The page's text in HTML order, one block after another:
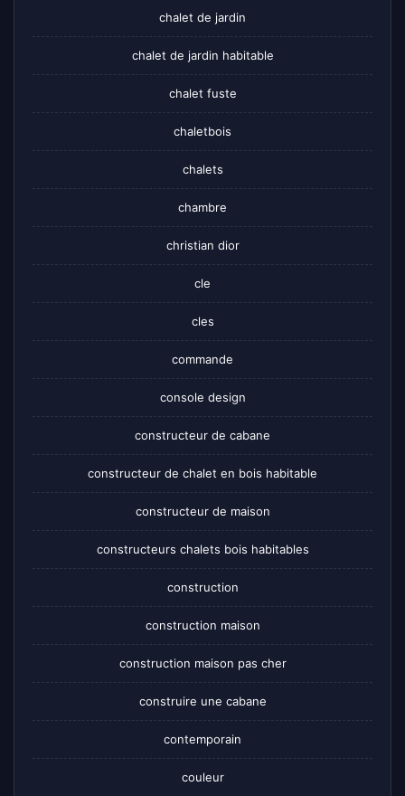
chalet de jardin
chalet de jardin habitable
chalet fuste
chaletbois
chalets
chambre
christian dior
cle
cles
commande
console design
constructeur de cabane
constructeur de chalet en bois habitable
constructeur de maison
constructeurs chalets bois habitables
construction
construction maison
construction maison pas cher
construire une cabane
contemporain
couleur